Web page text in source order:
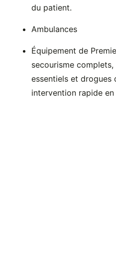
du patient.
Ambulances
Équipement de
secourisme
essentiels et drogues
intervention rapide